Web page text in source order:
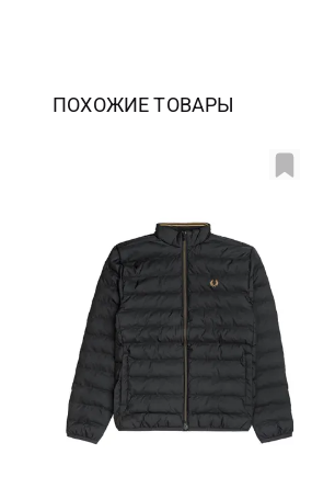
ПОХОЖИЕ ТОВАРЫ